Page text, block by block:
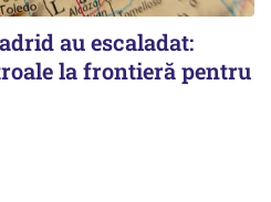
au escaladat:
la frontieră pentru